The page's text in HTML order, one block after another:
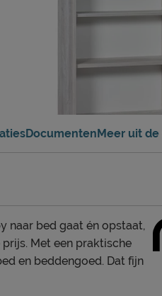
Documenten Meer uit
naar bed gaat én opstaat,
Met een praktische
en beddengoed. Dat fijn